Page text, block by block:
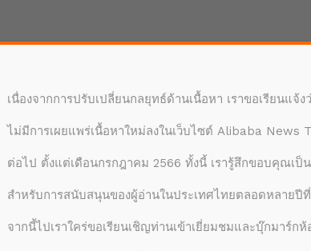
เนื่องจากการปรับเปลี่ยนกลยุทธ์ด้านเนื้อหา เราขอเรียนแจ้ง
ไม่มีการเผยแพร่เนื้อหาใหม่ลงในเว็บไซต์ Alibaba News
ต่อไป ตั้งแต่เดือนกรกฎาคม 2566 ทั้งนี้ เรารู้สึกขอบคุณเป็น
สำหรับการสนับสนุนของผู้อ่านในประเทศไทยตลอดหลายปี
จากนี้ไปเราใคร่ขอเรียนเชิญท่านเข้าเยี่ยมชมและบุ๊กมาร์กห้